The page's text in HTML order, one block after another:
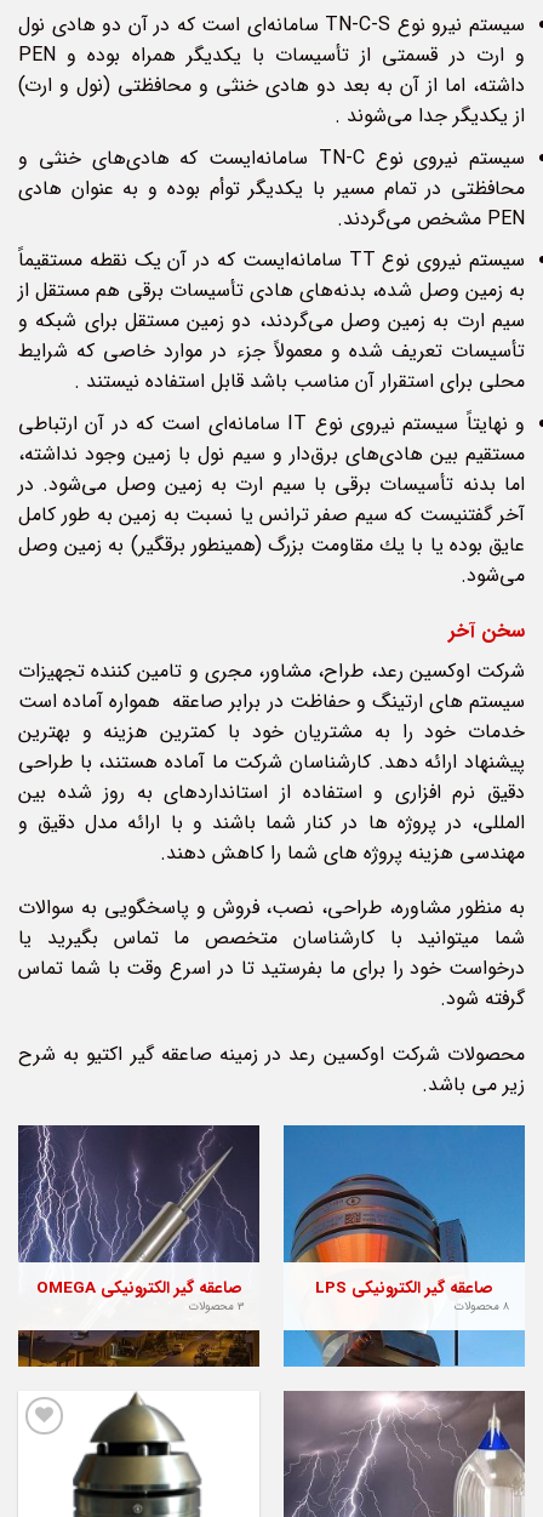
سیستم نیرو نوع TN-C-S سامانه‌ای است که در آن دو هادی نول
و ارت در قسمتی از تأسیسات با یکدیگر همراه بوده و PEN
داشته، اما از آن به بعد دو هادی خنثی و محافظتی (نول و ارت)
از یکدیگر جدا می‌شوند .
سیستم نیروی نوع TN-C سامانه‌ایست که هادی‌های خنثی و
محافظتی در تمام مسیر با یکدیگر توأم بوده و به عنوان هادی
PEN مشخص می‌گردند.
سیستم نیروی نوع TT سامانه‌ایست که در آن یک نقطه مستقیماً
به زمین وصل شده، بدنه‌های هادی تأسیسات برقی هم مستقل از
سیم ارت به زمین وصل می‌گردند، دو زمین مستقل برای شبکه و
تأسیسات تعریف شده و معمولاً جزء در موارد خاصی كه شرایط
محلی برای استقرار آن مناسب باشد قابل استفاده نیستند .
و نهایتاً سیستم نیروی نوع IT سامانه‌ای است که در آن ارتباطی
مستقیم بین هادی‌های برق‌دار و سیم نول با زمین وجود نداشته،
اما بدنه تأسیسات برقی با سیم ارت به زمین وصل می‌شود. در
آخر گفتنیست که سیم صفر ترانس یا نسبت به زمین به طور کامل
عایق بوده یا با یك مقاومت بزرگ (همینطور برقگیر) به زمین وصل
می‌شود.
سخن آخر
شرکت اوکسین رعد، طراح، مشاور، مجری و تامین کننده تجهیزات
سیستم های ارتینگ و حفاظت در برابر صاعقه همواره آماده است
خدمات خود را به مشتریان خود با کمترین هزینه و بهترین
پیشنهاد ارائه دهد. کارشناسان شرکت ما آماده هستند، با طراحی
دقیق نرم افزاری و استفاده از استانداردهای به روز شده بین
المللی، در پروژه ها در کنار شما باشند و با ارائه مدل دقیق و
مهندسی هزینه پروژه های شما را کاهش دهند.
به منظور مشاوره، طراحی، نصب، فروش و پاسخگویی به سوالات
شما می­توانید با کارشناسان متخصص ما تماس بگیرید یا
درخواست خود را برای ما بفرستید تا در اسرع وقت با شما تماس
گرفته شود.
محصولات شرکت اوکسین رعد در زمینه صاعقه گیر اکتیو به شرح
زیر می باشد.
صاعقه گیر الکترونیکی LPS
8 محصولات
صاعقه گیر الکترونیکی OMEGA
3 محصولات